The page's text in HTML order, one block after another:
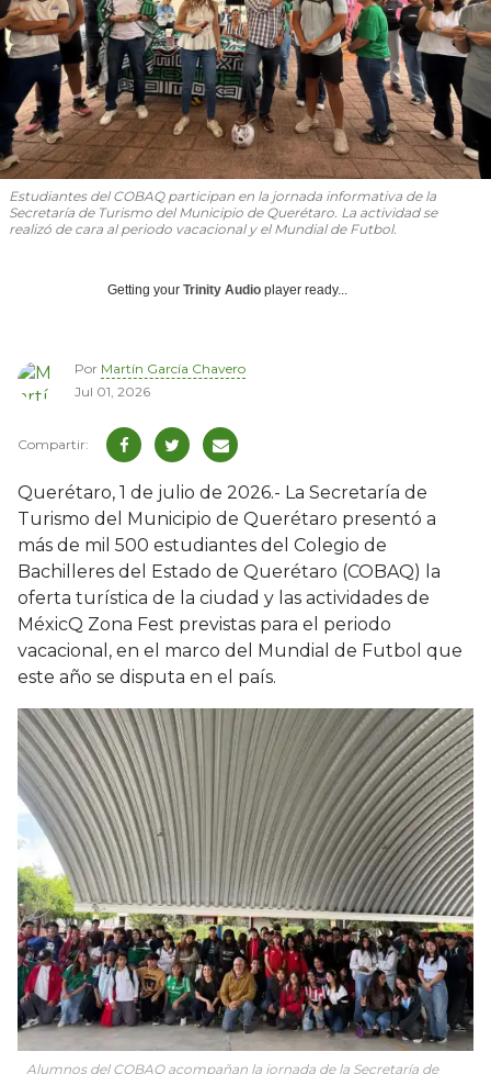
Estudiantes del COBAQ participan en la jornada informativa de la
Secretaría de Turismo del Municipio de Querétaro. La actividad se
realizó de cara al periodo vacacional y el Mundial de Futbol.
Getting your Trinity Audio player ready...
Por Martín García Chavero
Jul 01, 2026
Querétaro, 1 de julio de 2026.- La Secretaría de
Turismo del Municipio de Querétaro presentó a
más de mil 500 estudiantes del Colegio de
Bachilleres del Estado de Querétaro (COBAQ) la
oferta turística de la ciudad y las actividades de
MéxicQ Zona Fest previstas para el periodo
vacacional, en el marco del Mundial de Futbol que
este año se disputa en el país.
Alumnos del COBAQ acompañan la jornada de la Secretaría de